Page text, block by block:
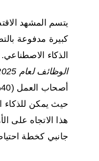
كبيرة مدفوعة
الذكاء
الوظائف لعام 2025،
حيث يمكن للذكاء
هذا الاتجاه على
جانبي كخطة